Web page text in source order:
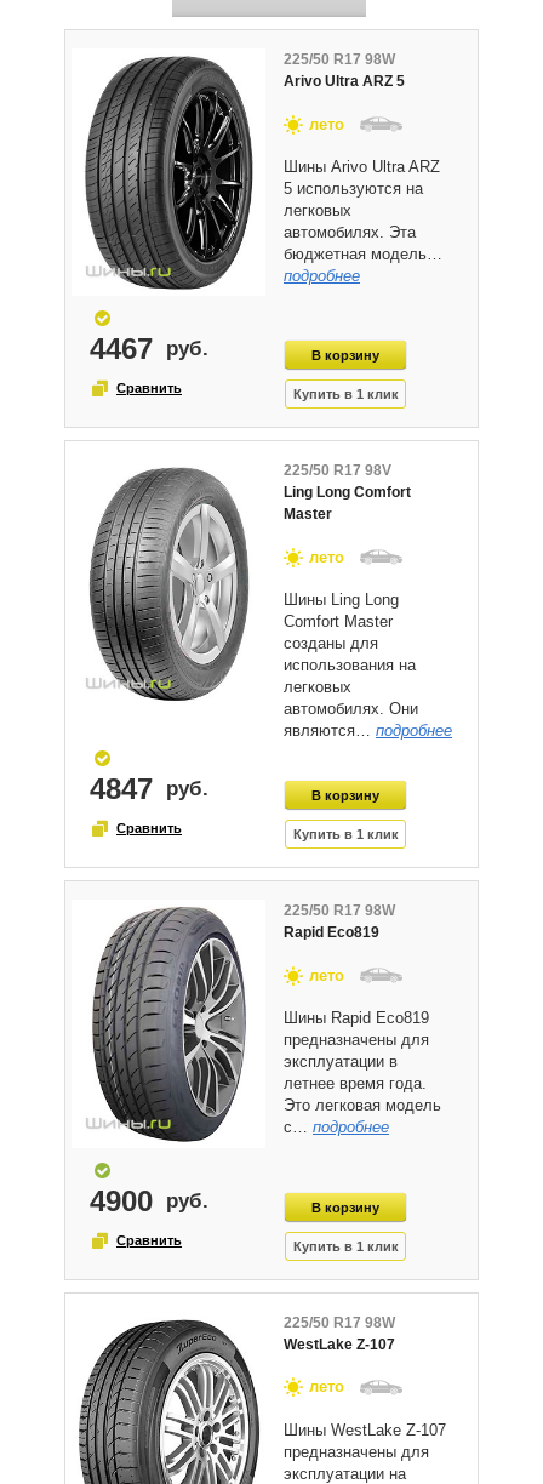
225/50 R17 98W
Arivo Ultra ARZ 5
лето
Шины Arivo Ultra ARZ
5 используются на
легковых
автомобилях. Эта
бюджетная модель…
подробнее
4467
225/50 R17 98V
Ling Long Comfort
Master
лето
Шины Ling Long
Comfort Master
созданы для
использования на
легковых
автомобилях. Они
являются… подробнее
4847
225/50 R17 98W
Rapid Eco819
лето
Шины Rapid Eco819
предназначены для
эксплуатации в
летнее время года.
Это легковая модель
с… подробнее
4900
225/50 R17 98W
WestLake Z-107
лето
Шины WestLake Z-107
предназначены для
эксплуатации на